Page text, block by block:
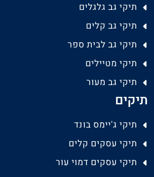
תיקי גב גלגלים
תיקי גב קלים
תיקי גב לבית ספר
תיקי מטיילים
תיקי גב מעור
תיקים
תיקי ג'יימס בונד
תיקי עסקים קלים
תיקי עסקים דמוי עור